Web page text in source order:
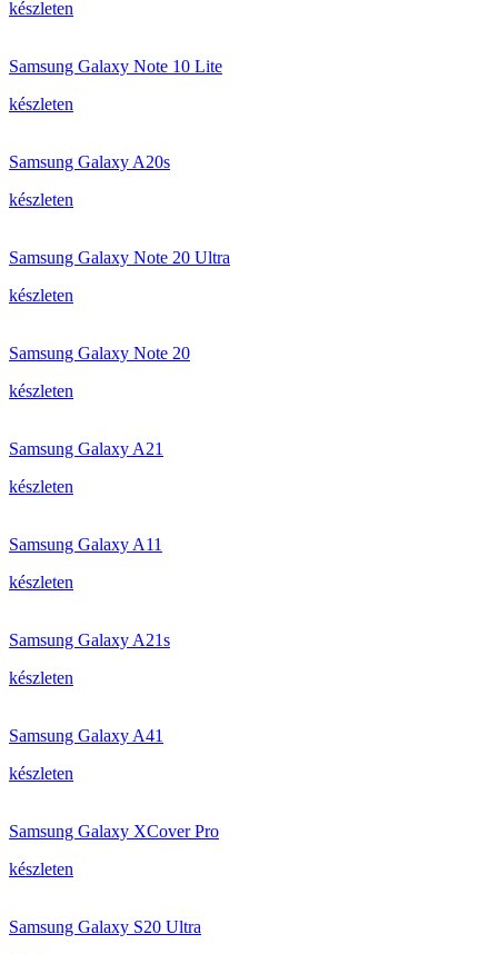
készleten
Samsung Galaxy Note 10 Lite
készleten
Samsung Galaxy A20s
készleten
Samsung Galaxy Note 20 Ultra
készleten
Samsung Galaxy Note 20
készleten
Samsung Galaxy A21
készleten
Samsung Galaxy A11
készleten
Samsung Galaxy A21s
készleten
Samsung Galaxy A41
készleten
Samsung Galaxy XCover Pro
készleten
Samsung Galaxy S20 Ultra